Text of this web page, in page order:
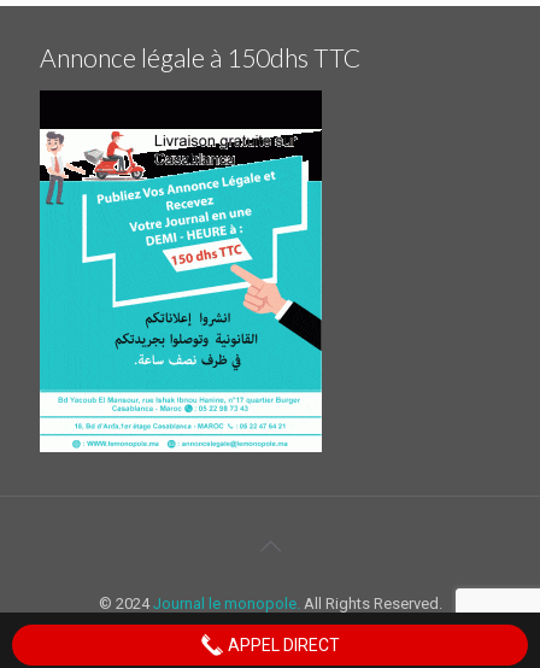
Annonce légale à 150dhs TTC
© 2024Journal le monopole. All Rights Reserved.
APPEL DIRECT